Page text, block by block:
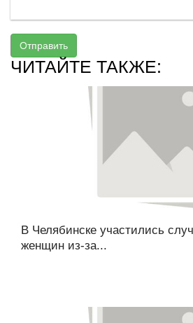
Отправить
ЧИТАЙТЕ ТАКЖЕ:
В Челябинске участились
женщин из-за...